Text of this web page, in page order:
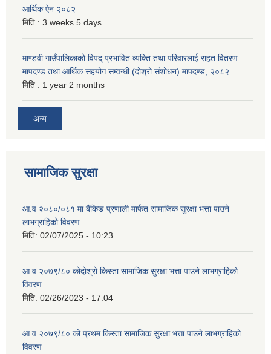
आर्थिक ऐन २०८२
मिति : 3 weeks 5 days
माण्डवी गाउँपालिकाको विपद् प्रभावित व्यक्ति तथा परिवारलाई राहत वितरण
मापदण्ड तथा आर्थिक सहयोग सम्वन्धी (दोश्रो संशोधन) मापदण्ड, २०८२
मिति : 1 year 2 months
अन्य
सामाजिक सुरक्षा
आ.व २०८०/०८१ मा बैंकिङ प्रणाली मार्फत सामाजिक सुरक्षा भत्ता पाउने
लाभग्राहिको विवरण
मिति: 02/07/2025 - 10:23
आ.व २०७९/८० कोदोश्रो किस्ता सामाजिक सुरक्षा भत्ता पाउने लाभग्राहिको
विवरण
मिति: 02/26/2023 - 17:04
आ.व २०७९/८० को प्रथम किस्ता सामाजिक सुरक्षा भत्ता पाउने लाभग्राहिको
विवरण